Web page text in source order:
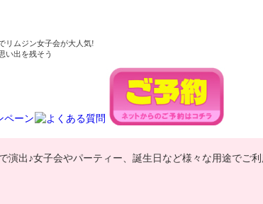
リムジン女子会が大人気!
い出を残そう
出♪女子会やパーティー、誕生日など様々な用途でご